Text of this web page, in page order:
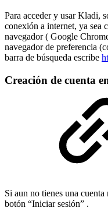
Para acceder y usar Kladi,
conexión a internet, ya sea
navegador ( Google
navegador de preferencia
barra de búsqueda escribe
Creación de cuenta
Si aun no tienes una
botón “Iniciar sesión” .